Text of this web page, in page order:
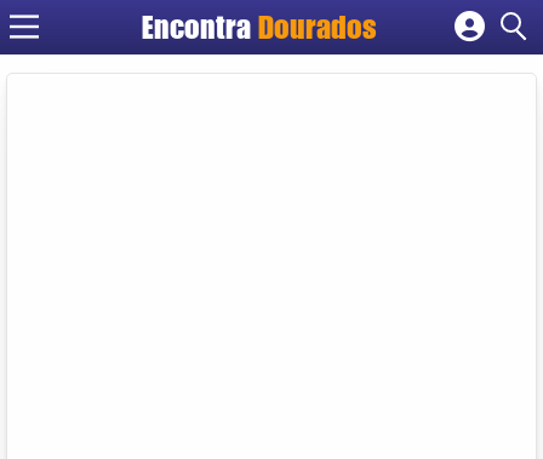
EncontraDourados
Cadastrar empresa